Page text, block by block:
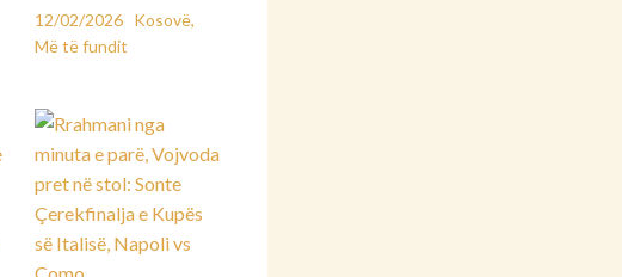
12/02/2026 Kosovë,
Më të fundit